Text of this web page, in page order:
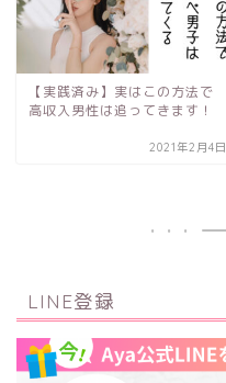
【実践済み】実はこの方法で
高収入男性は追ってきます！
2021年2月4日
LINE登録